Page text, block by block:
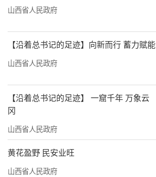
山西省人民政府
【沿着总书记的足迹】向新而行 蓄力赋能
山西省人民政府
【沿着总书记的足迹】 一窟千年 万象云
冈
山西省人民政府
黄花盈野 民安业旺
山西省人民政府